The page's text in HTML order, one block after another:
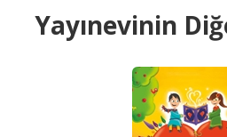
Yayınevinin